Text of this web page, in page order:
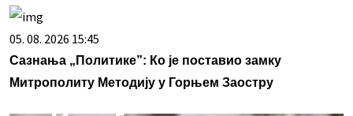
05. 08. 2026 15:45
Сазнања „Политике”: Ко је поставио замку
Митрополиту Методију у Горњем Заостру